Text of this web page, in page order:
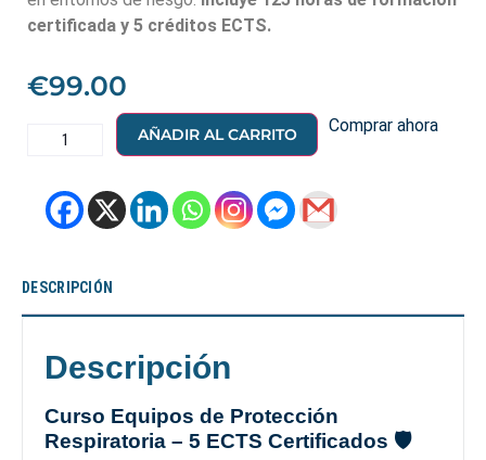
certificada y 5 créditos ECTS.
€99.00
AÑADIR AL CARRITO Comprar ahora
DESCRIPCIÓN
Descripción
Curso Equipos de Protección
Respiratoria – 5 ECTS Certificados 🛡️